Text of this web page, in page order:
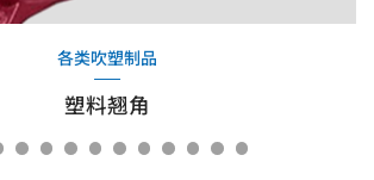
各类吹塑制品
塑料翘角